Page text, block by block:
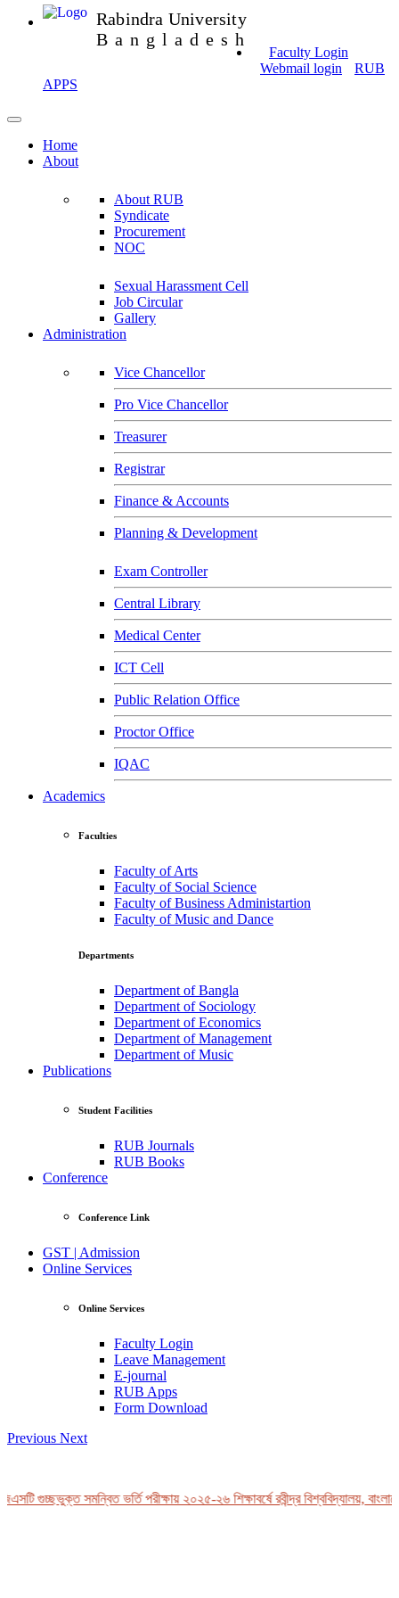
Rabindra University
Bangladesh
Faculty Login
Webmail login
RUB
APPS
Home
About
About RUB
Syndicate
Procurement
NOC
Sexual Harassment Cell
Job Circular
Gallery
Administration
Vice Chancellor
Pro Vice Chancellor
Treasurer
Registrar
Finance & Accounts
Planning & Development
Exam Controller
Central Library
Medical Center
ICT Cell
Public Relation Office
Proctor Office
IQAC
Academics
Faculties
Faculty of Arts
Faculty of Social Science
Faculty of Business Administartion
Faculty of Music and Dance
Departments
Department of Bangla
Department of Sociology
Department of Economics
Department of Management
Department of Music
Publications
Student Facilities
RUB Journals
RUB Books
Conference
Conference Link
GST | Admission
Online Services
Online Services
Faculty Login
Leave Management
E-journal
RUB Apps
Form Download
Previous Next
গুচ্ছভুক্ত সমন্বিত ভর্তি পরীক্ষায় ২০২৫-২৬ শিক্ষাবর্ষে রবীন্দ্র বিশ্ববিদ্যালয়,